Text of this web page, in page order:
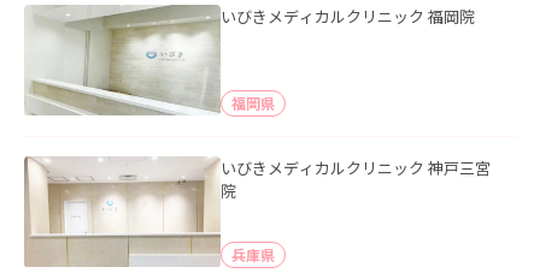
いびきメディカルクリニック 福岡院
福岡県
いびきメディカルクリニック 神戸三宮
院
兵庫県